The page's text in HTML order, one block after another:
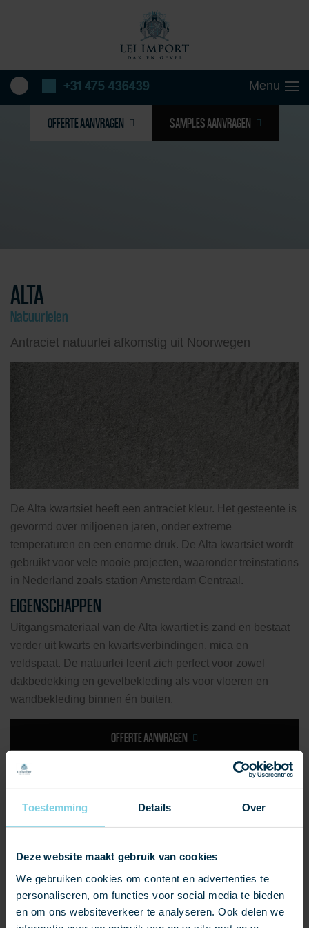
Toestemming Details Over
Deze website maakt gebruik van cookies
We gebruiken cookies om content en advertenties te
personaliseren, om functies voor social media te bieden
en om ons websiteverkeer te analyseren. Ook delen we
+31 475 436439
OFFERTE AANVRAGEN SAMPLES AANVRAGEN
ALTA
Natuurleien
Antraciet natuurlei afkomstig uit Noorwegen
De Alta kwartsiet heeft een antraciet kleur. Het gesteente is
gevormd over miljoenen jaren, onder extreme
temperaturen en een enorme druk. De Alta kwartsiet wordt
gebruikt voor vele mooie projecten, waaronder treinstations
in Nederland zoals station Amsterdam Centraal.
EIGENSCHAPPEN
Uitgangsmateriaal van de Alta kwartiet is zand en bestaat
verder uit kwarts en kwartsverbindingen, mica en
veldspaat. De natuurlei leent zich perfect voor zowel
dakbedekking en gevelbekleding als voor vloeren en
wandbekleding binnen én buiten.
OFFERTE AANVRAGEN
Grijs / groen
Soort product:
nieuwbouw renovatie restauratie